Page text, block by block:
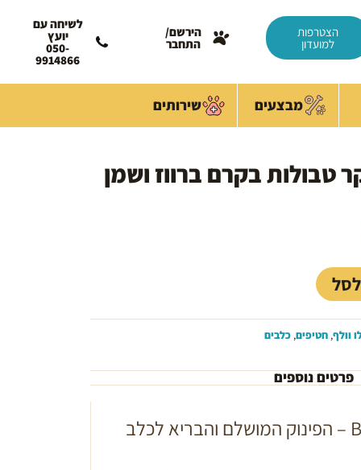
הצטרפות
למועדון
הירשם/
התחבר
לשיחה עם
יועץ
050-
9914866
מבצעים שירותים
טבולות בקרם ברווז ושמן
79.00
וולף, חטיפים, כלבים
פרטים נוספים
חטיפי BLUE WOLF – הפינוק המושלם והבריא לכלב